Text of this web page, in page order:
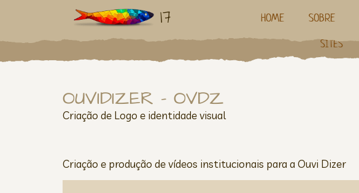
17 HOME SOBRE
SITES
OUVIDIZER – OVDZ
Criação de Logo e identidade visual
Criação e produção de vídeos institucionais para a Ouvi Dizer